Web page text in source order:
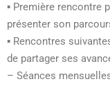
▪ Première rencontre
présenter son
▪ Rencontres
de partager ses
– Séances